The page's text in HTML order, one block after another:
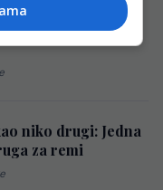
cijeli svijet: Edin
protiv Real
niko drugi: Jedna
za remi